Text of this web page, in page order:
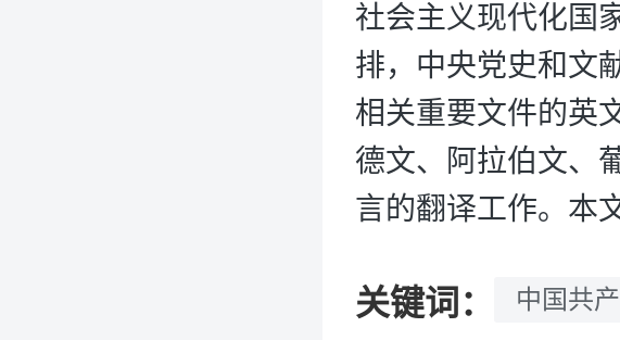
社会主义现代化国
排，中央党史和文
相关重要文件的英
德文、阿拉伯文、
言的翻译工作。本
关键词： 中国共